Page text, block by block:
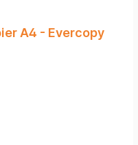
A4 - Evercopy